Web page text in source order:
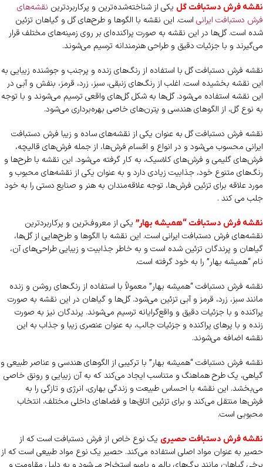
نقشه فرش دستبافت گل یکی از شناخته‌شده‌ترین و پرکاربردترین نقشه‌های
فرش دستبافت ایرانی است. این نقشه با الگوها و طرح‌های گل و گیاهان تزئین
شده است. گل‌ها در این نقشه به صورت پراکنده‌ای بر روی زمینه‌های مختلف قرار
می‌گیرند و با جزئیات دقیق و طراحی هنرمندانه ترسیم می‌شوند.
نقشه فرش دستبافت گل با استفاده از رنگ‌های زنده و پرجنب و جوشنده زیبایی به
این نقشه بخشیده است. اغلب از رنگ‌های زنبقی، سبز، زرد، قرمز، بنفش و آبی در
این نقشه استفاده می‌شود. گل‌ها به شکل گل‌های واقعی ترسیم می‌شوند و با توجه
به نوع گل، از الگوهای هندسی و پترن‌های خاصی بهره‌برداری می‌شود.
نقشه فرش دستبافت گل به عنوان یکی از نقشه‌های ساده و زیبا فرش دستبافت
ایرانی محسوب می‌شود و در انواع و اقسام فرش‌ها، از جمله فرش‌های قالیچه،
فرش‌های گلیمی و فرش‌های کلاسیک، به کار گرفته می‌شود. این نقشه با طرح‌ها و
رنگ‌های متنوع خود، جذابیت زیادی دارد و به عنوان یکی از نقشه‌های محبوب و
مورد علاقه برای تزئین فرش‌ها، توجه علاقه‌مندان به هنر و صنایع دستی را به خود
جلب می‌ کند .
نقشه فرش دستبافت “همیشه بهار” یکی از معروف‌ترین و پرکاربردترین
نقشه‌های فرش دستبافت ایرانی است. این نقشه با الگوها و طرح‌هایی از گل‌ها،
گیاهان و پرندگان تزئین شده است و به خاطر جذابیت و زیبایی طراحی‌های آن،
نام “همیشه بهار” را به خود گرفته است.
نقشه فرش دستبافت “همیشه بهار” معمولاً با استفاده از رنگ‌های روشن و زنده
مانند سبز، زرد، قرمز و آبی تزئین می‌شود. گل‌ها و گیاهان در این نقشه به صورت
پراکنده و با جزئیات دقیق و واقع‌گرایانه ترسیم می‌شوند. پرندگان نیز به صورت
زنده و با پرهای پراکنده و جزئیات جالب، به عنوان عنصری زیبا و جذاب به این
نقشه اضافه می‌شوند.
نقشه فرش دستبافت “همیشه بهار” با ترکیبی از الگوهای هندسی و عناصر طبیعی و
گیاهی، یک طرح هماهنگ و متناسب ایجاد می‌کند که به آن زیبایی و رونق خاصی
می‌بخشد. این نقشه با احساس طبیعت و زندگی بهاری، انرژی و تازگی را به
فرش‌ها منتقل می‌کند و برای تزئین اتاق‌ها و فضاهای داخلی مختلف، انتخاب
محبوبی است.
نقشه فرش دستبافت حصیری یک نوع خاص از فرش دستبافت است که از
حصیر به عنوان مواد اصلی استفاده می‌کند. حصیر یک نوع مواد طبیعی است که از